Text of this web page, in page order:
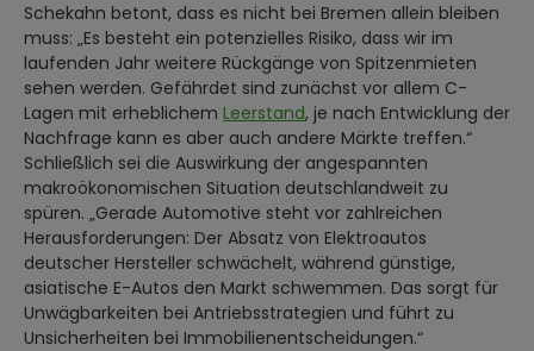
Schekahn betont, dass es nicht bei Bremen allein bleiben
muss: „Es besteht ein potenzielles Risiko, dass wir im
laufenden Jahr weitere Rückgänge von Spitzenmieten
sehen werden. Gefährdet sind zunächst vor allem C-
Lagen mit erheblichem Leerstand, je nach Entwicklung der
Nachfrage kann es aber auch andere Märkte treffen.“
Schließlich sei die Auswirkung der angespannten
makroökonomischen Situation deutschlandweit zu
spüren. „Gerade Automotive steht vor zahlreichen
Herausforderungen: Der Absatz von Elektroautos
deutscher Hersteller schwächelt, während günstige,
asiatische E-Autos den Markt schwemmen. Das sorgt für
Unwägbarkeiten bei Antriebsstrategien und führt zu
Unsicherheiten bei Immobilienentscheidungen.“